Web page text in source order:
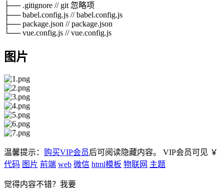
├── .gitignore // git 忽略项
├── babel.config.js // babel.config.js
├── package.json // package.json
└── vue.config.js // vue.config.js
图片
温馨提示： 购买VIP会员后可阅读隐藏内容。 VIP会员可见 ￥
代码 图片 前端 web 微信 html模板 物联网 主题
觉得内容不错？我要